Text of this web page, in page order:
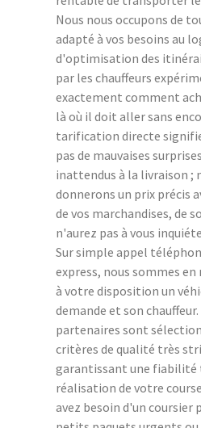
Nous nous occupons de
adapté à vos besoins au
d'optimisation des
par les chauffeurs
exactement comment
là où il doit aller sans
tarification directe
pas de mauvaises
inattendus à la livraison ;
donnerons un prix précis
de vos marchandises, de
n'aurez pas à vous
Sur simple appel
express, nous sommes
à votre disposition un
demande et son chauffeur.
partenaires sont
critères de qualité très
garantissant une fiabilité
réalisation de votre
avez besoin d'un coursier